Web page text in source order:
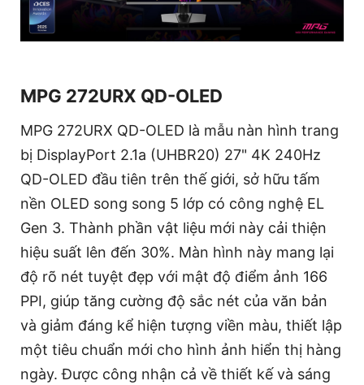
MPG 272URX QD-OLED
MPG 272URX QD-OLED là mẫu nàn hình trang
bị DisplayPort 2.1a (UHBR20) 27" 4K 240Hz
QD-OLED đầu tiên trên thế giới, sở hữu tấm
nền OLED song song 5 lớp có công nghệ EL
Gen 3. Thành phần vật liệu mới này cải thiện
hiệu suất lên đến 30%. Màn hình này mang lại
độ rõ nét tuyệt đẹp với mật độ điểm ảnh 166
PPI, giúp tăng cường độ sắc nét của văn bản
và giảm đáng kể hiện tượng viền màu, thiết lập
một tiêu chuẩn mới cho hình ảnh hiển thị hàng
ngày. Được công nhận cả về thiết kế và sáng